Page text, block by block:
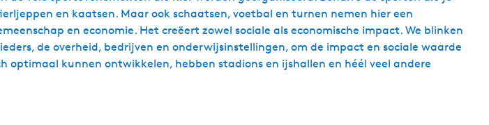
en kaatsen. Maar ook schaatsen, voetbal en turnen nemen hier een
en economie. Het creëert zowel sociale als economische impact. We blinken
de overheid, bedrijven en onderwijsinstellingen, om de impact en sociale waarde
kunnen ontwikkelen, hebben stadions en ijshallen en héél veel andere